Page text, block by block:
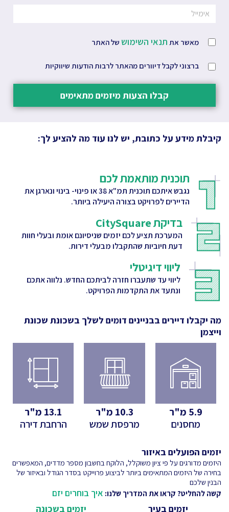
מאשר את תנאי השימוש של האתר
ברצוני לקבל דיוורים מהאתר לרבות הודעות שיווקיות
קבלו הצעות מיזמים מתאימים
קיבלת מידע על כתובת, יש לנו עוד מה להציע לך:
תוכנית מותאמת לכם
נגבש איתכם תוכנית תמ"א 38 או פינוי- בינוי ונארגן את
הדיירים לפרויקט בצורה היעילה ביותר.
בדיקת CitySquare
המערכת תציע לכם יזמים שניסיונם אומת ובעלי חוות
דעת חיוביות שהתקבלו מבעלי דירות.
ליווי דיגיטלי
ליווי עד שתעברו חזרה לביתכם החדש. נלווה אתכם
ונתעד את התקדמות הפרויקט.
מה יקבלו דיירים בבניינים דומים לשלך בשכונת שכונת
וייצמן
5.9 מ"ר
מחסנים
10.3 מ"ר
מרפסת שמש
13.1 מ"ר
הרחבת דירה
יזמים הפועלים באיזור
היזמים מדורגים על פי ציון משוקלל, הלוקח בחשבון מספר מדדים, המאפשרים
בחירה של היזמים המתאימים ביותר לביצוע פרוייקט בסדר הגודל ובאיזור של
הבנין שלכם
קשה להחליט? קראו את המדריך שלנו: איך בוחרים יזם
יזמים בעיר
יזמים בשכונה